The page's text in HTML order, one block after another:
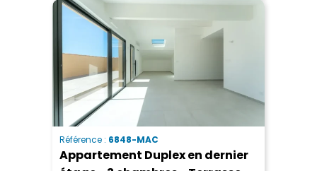
Référence : 6848-MAC
Appartement Duplex en dernier